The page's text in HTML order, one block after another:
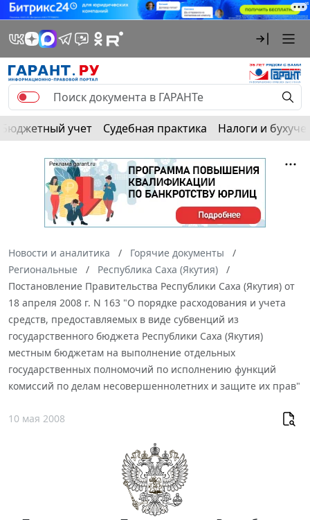
Бюджетный учет Судебная практика Налоги и
Новости и аналитика
Горячие документы
Региональные
Республика Саха (Якутия)
Постановление Правительства Республики Саха (Якутия) от
18 апреля 2008 г. N 163 "О порядке расходования и учета
средств, предоставляемых в виде субвенций из
государственного бюджета Республики Саха (Якутия)
местным бюджетам на выполнение отдельных
государственных полномочий по исполнению функций
комиссий по делам несовершеннолетних и защите их прав"
10 мая 2008